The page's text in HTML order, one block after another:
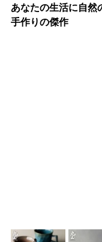
あなたの生活に自然
手作りの傑作